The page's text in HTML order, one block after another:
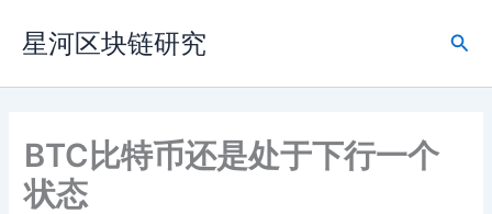
容
星河区块链研究
搜
BTC比特币还是处于下行一个
状态